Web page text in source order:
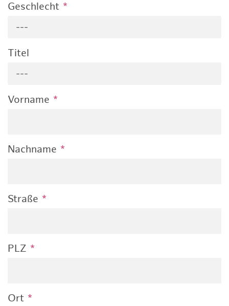
Geschlecht *
---
Titel
---
Vorname *
Nachname *
Straße *
PLZ *
Ort *